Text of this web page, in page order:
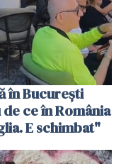
în București
ce în România
E schimbat"